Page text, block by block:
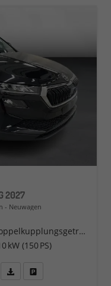
2027
Neuwagen
Doppelkupplungsgetriebe (DSG)
kW (150 PS)
PDF-Datei, Fahrzeugexposé